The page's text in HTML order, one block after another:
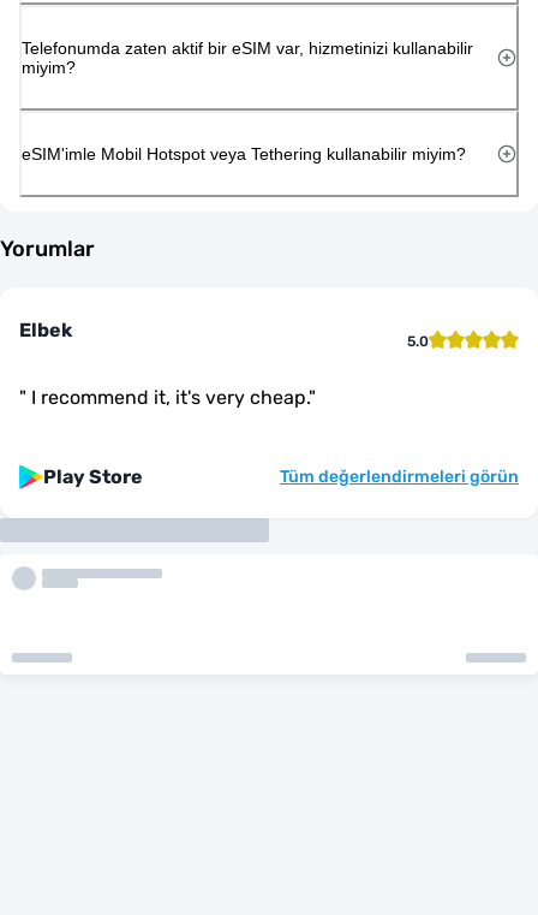
Telefonumda zaten aktif bir eSIM var, hizmetinizi kullanabilir
miyim?
eSIM'imle Mobil Hotspot veya Tethering kullanabilir miyim?
Yorumlar
Elbek 5.0
" I recommend it, it's very cheap."
Play Store Tüm değerlendirmeleri görün